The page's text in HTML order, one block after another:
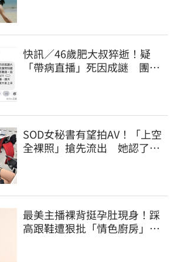
快訊／46歲肥大叔猝逝！疑
「帶病直播」死因成謎 團隊
SOD女秘書有望拍AV！「上空
全裸照」搶先流出 她認了：
最美主播裸背挺孕肚現身！踩
高跟鞋遭狠批「情色廚房」：